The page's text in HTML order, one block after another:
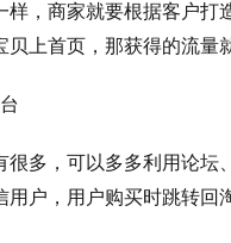
样，商家就要根据客户
上首页，那获得的流量
，可以多多利用论坛
户，用户购买时跳转回